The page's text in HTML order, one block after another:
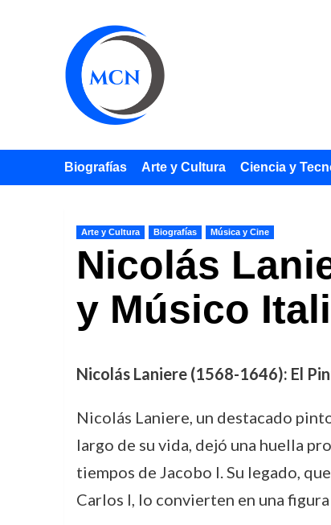
Biografías Arte y Cultura Ciencia y
Arte y Cultura Biografías Música y Cine
Nicolás
y Músico
Nicolás Laniere (1568-1646): El
Nicolás Laniere, un destacado
largo de su vida, dejó una huella
tiempos de Jacobo I. Su legado,
Carlos I, lo convierten en una